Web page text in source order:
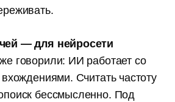
— для нейросети
говорили: ИИ работает со
Считать частоту
бессмысленно. Под